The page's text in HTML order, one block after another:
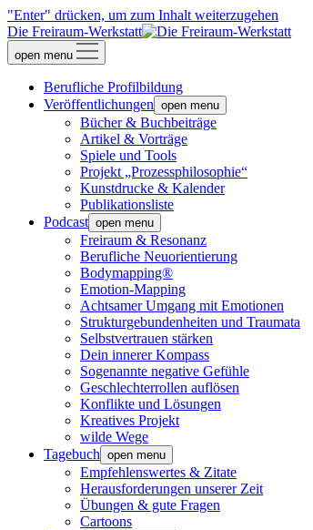
"Enter" drücken, um zum Inhalt weiterzugehen
Die Freiraum-Werkstatt
open menu
Berufliche Profilbildung
Veröffentlichungen open menu
Bücher & Buchbeiträge
Artikel & Vorträge
Spiele und Tools
Projekt „Prozessphilosophie“
Kunstdrucke & Kalender
Publikationsliste
Podcast open menu
Freiraum & Resonanz
Berufliche Neuorientierung
Bodymapping®
Emotion-Mapping
Achtsamer Umgang mit Emotionen
Strukturgebundenheiten und Traumata
Selbstvertrauen stärken
Dein innerer Kompass
Sogenannte negative Gefühle
Geschlechterrollen auflösen
Konflikte und Lösungen
Kreatives Projekt
wilde Wege
Tagebuch open menu
Empfehlenswertes & Zitate
Herausforderungen unserer Zeit
Übungen & gute Fragen
Cartoons